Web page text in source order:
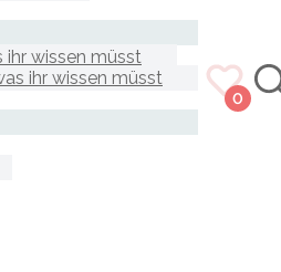
ihr wissen müsst
ihr wissen müsst
0